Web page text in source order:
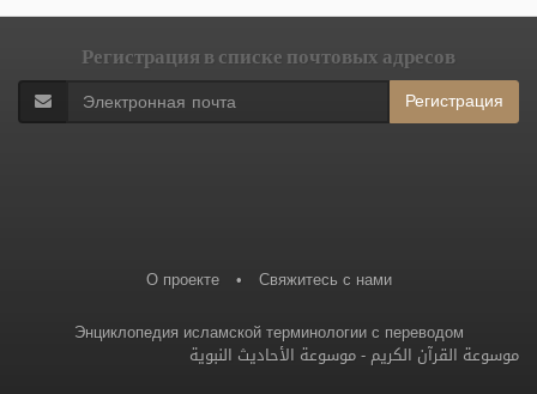
Регистрация в списке почтовых адресов
Регистрация
О проекте • Свяжитесь с нами
Энциклопедия исламской терминологии с переводом
موسوعة القرآن الكريم -موسوعة الأحاديث النبوية